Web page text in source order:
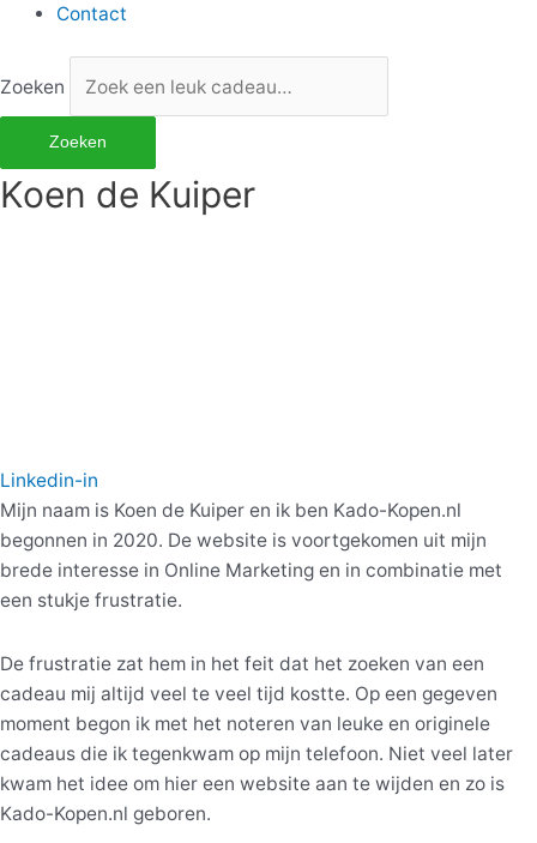
Contact
Zoeken
Zoeken
Koen de Kuiper
Linkedin-in
Mijn naam is Koen de Kuiper en ik ben Kado-Kopen.nl
begonnen in 2020. De website is voortgekomen uit mijn
brede interesse in Online Marketing en in combinatie met
een stukje frustratie.
De frustratie zat hem in het feit dat het zoeken van een
cadeau mij altijd veel te veel tijd kostte. Op een gegeven
moment begon ik met het noteren van leuke en originele
cadeaus die ik tegenkwam op mijn telefoon. Niet veel later
kwam het idee om hier een website aan te wijden en zo is
Kado-Kopen.nl geboren.